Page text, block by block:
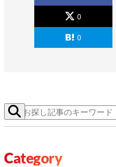
0
0
Category